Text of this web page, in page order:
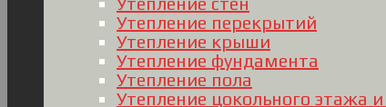
Утепление перекрытий
Утепление крыши
Утепление фундамента
Утепление пола
Утепление цокольного этажа